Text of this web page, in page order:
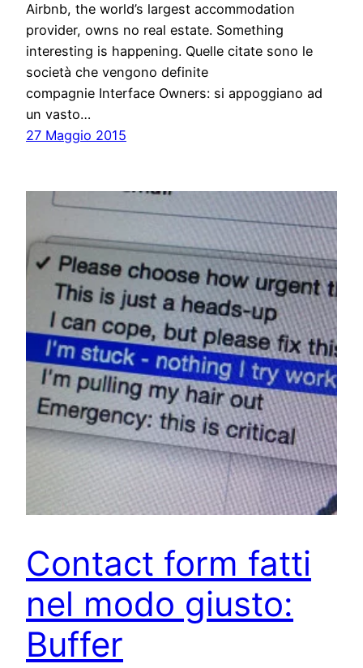
Airbnb, the world’s largest accommodation
provider, owns no real estate. Something
interesting is happening. Quelle citate sono le
società che vengono definite
compagnie Interface Owners: si appoggiano ad
un vasto…
27 Maggio 2015
Contact form fatti
nel modo giusto:
Buffer